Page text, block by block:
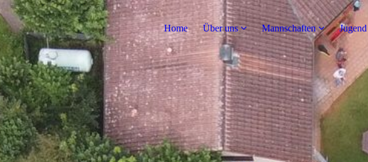
Home Über uns Mannschaften Jugend